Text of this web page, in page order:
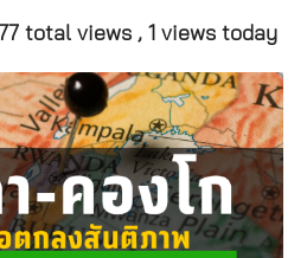
77 total views , 1 views today